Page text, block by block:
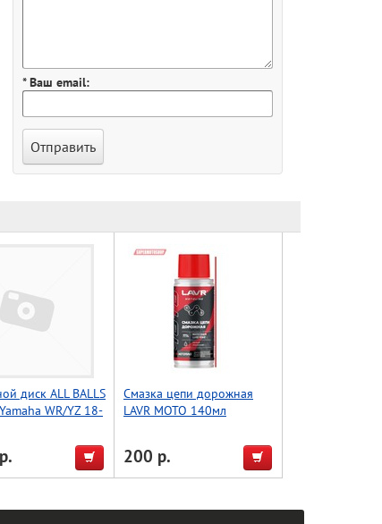
* Ваш email:
диск ALL BALLS
WR/YZ 18-
Смазка цепи дорожная
LAVR MOTO 140мл
200 р.